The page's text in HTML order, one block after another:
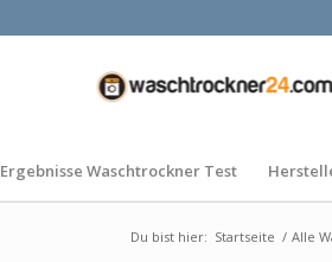
Ergebnisse Waschtrockner Test
Du bist hier: Startseite / Alle